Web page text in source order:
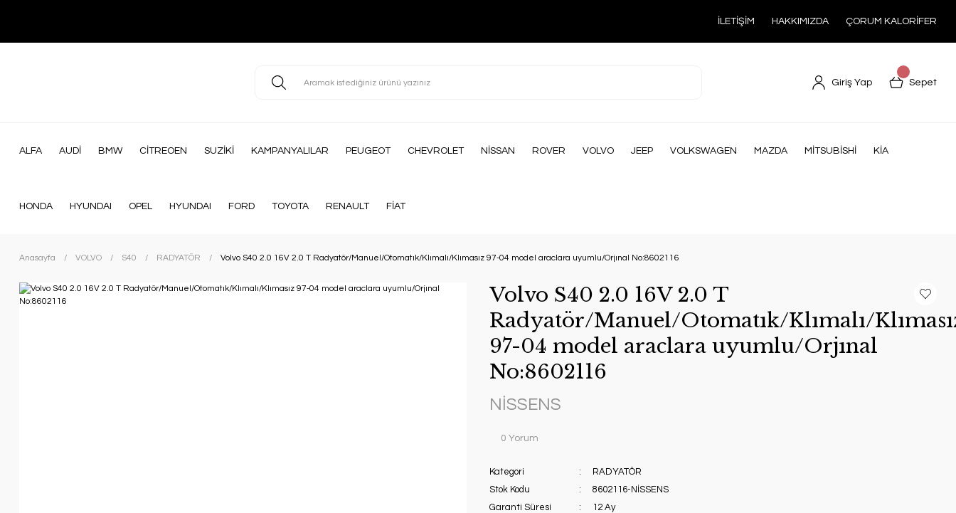
İLETİŞİM HAKKIMIZDA ÇORUM KALORİFER
Giriş Yap Sepet
ALFA AUDİ BMW CİTREOEN SUZİKİ KAMPANYALILAR PEUGEOT CHEVROLET NİSSAN ROVER VOLVO JEEP VOLKSWAGEN MAZDA MİTSUBİSHİ KİA
HONDA HYUNDAI OPEL HYUNDAI FORD TOYOTA RENAULT FİAT
Anasayfa VOLVO S40 RADYATÖR Volvo S40 2.0 16V 2.0 T Radyatör/Manuel/Otomatık/Klımalı/Klımasız 97-04 model araclara uyumlu/Orjınal No:8602116
Volvo S40 2.0 16V 2.0 T
Radyatör/Manuel/Otomatık/Klımalı/
97-04 model araclara uyumlu/Orjınal
No:8602116
NİSSENS
0 Yorum
Kategori
RADYATÖR
Stok Kodu
8602116-NİSSENS
Garanti Süresi
12 Ay